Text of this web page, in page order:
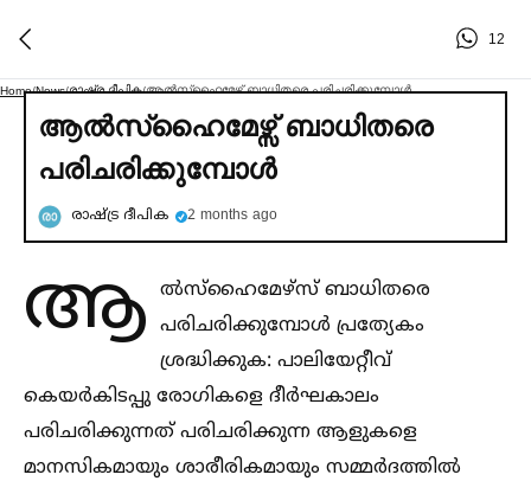
12
Home/News/രാഷ്ട്ര ദീപിക/ആല്‍സ്ഹൈമേഴ്സ് ബാധിതരെ പരിചരിക്കുമ്പോള്‍
ആല്‍സ്ഹൈമേഴ്സ് ബാധിതരെ
പരിചരിക്കുമ്പോള്‍
രാഷ്ട്ര ദീപിക 2 months ago
ആ ല്‍സ്ഹൈമേഴ്സ് ബാധിതരെ
പരിചരിക്കുമ്പോള്‍ പ്രത്യേകം
ശ്രദ്ധിക്കുക: പാലിയേറ്റീവ്
കെയർകിടപ്പു രോഗികളെ ദീർഘകാലം
പരിചരിക്കുന്നത് പരിചരിക്കുന്ന ആളുകളെ
മാനസികമായും ശാരീരികമായും സമ്മർദത്തില്‍